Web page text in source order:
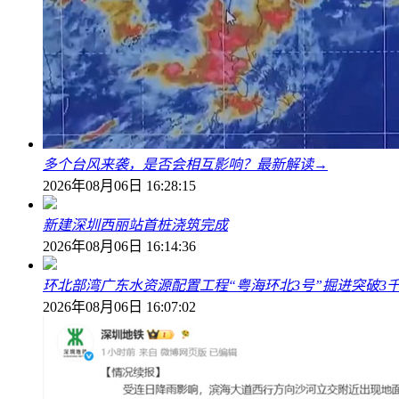
多个台风来袭，是否会相互影响？最新解读→
2026年08月06日 16:28:15
新建深圳西丽站首桩浇筑完成
2026年08月06日 16:14:36
环北部湾广东水资源配置工程“粤海环北3号”掘进突破3
2026年08月06日 16:07:02